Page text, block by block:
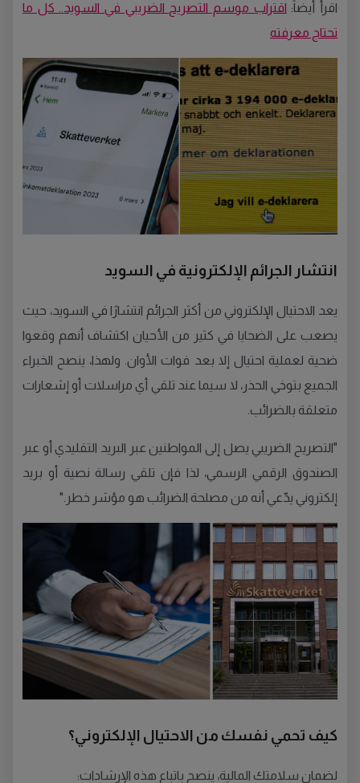
اقرأ أيضاً: اقتراب موسم التصريح الضريبي في السويد.. كل ما
تحتاج معرفته
انتشار الجرائم الإلكترونية في السويد
يعد الاحتيال الإلكتروني من أكثر الجرائم انتشارًا في السويد، حيث
يصعب على الضحايا في كثير من الأحيان اكتشاف أنهم وقعوا
ضحية لعملية احتيال إلا بعد فوات الأوان. ولهذا، ينصح الخبراء
الجميع بتوخي الحذر، لا سيما عند تلقي أي مراسلات أو إشعارات
متعلقة بالضرائب.
"التصريح الضريبي يصل إلى المواطنين عبر البريد التقليدي أو عبر
الصندوق الرقمي الرسمي، لذا فإن تلقي رسالة نصية أو بريد
إلكتروني يدّعي أنه من مصلحة الضرائب هو مؤشر خطر."
كيف تحمي نفسك من الاحتيال الإلكتروني؟
لضمان سلامتك المالية، ينصح باتباع هذه الإرشادات: